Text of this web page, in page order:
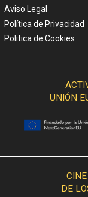
Aviso Legal
Política de Privacidad
Politica de Cookies
UNIÓN
DE